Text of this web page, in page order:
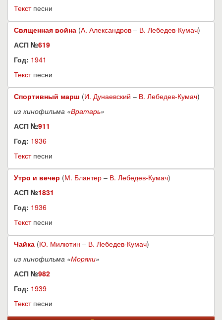
Текстпесни
Священная война (А. Александров – В. Лебедев-Кумач)
АСП №619
Год: 1941
Текстпесни
Спортивный марш (И. Дунаевский – В. Лебедев-Кумач)
из кинофильма «Вратарь»
АСП №911
Год: 1936
Текстпесни
Утро и вечер (М. Блантер – В. Лебедев-Кумач)
АСП №1831
Год: 1936
Текстпесни
Чайка (Ю. Милютин – В. Лебедев-Кумач)
из кинофильма «Моряки»
АСП №982
Год: 1939
Текстпесни